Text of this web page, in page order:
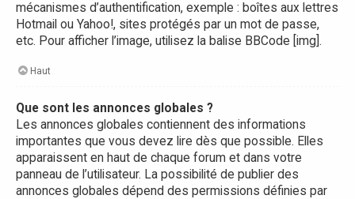
mécanismes d’authentification, exemple : boîtes aux lettres
Hotmail ou Yahoo!, sites protégés par un mot de passe,
etc. Pour afficher l’image, utilisez la balise BBCode [img].
Haut
Que sont les annonces globales ?
Les annonces globales contiennent des informations
importantes que vous devez lire dès que possible. Elles
apparaissent en haut de chaque forum et dans votre
panneau de l’utilisateur. La possibilité de publier des
annonces globales dépend des permissions définies par